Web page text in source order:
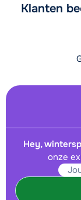
Klanten
Hey,
onze